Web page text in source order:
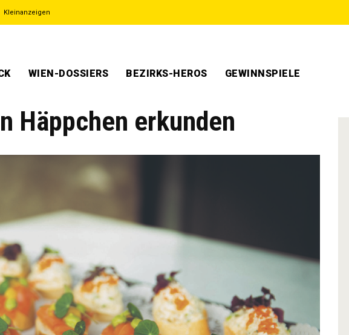
Kleinanzeigen
WIEN-DOSSIERS BEZIRKS-HEROS GEWINNSPIELE
Häppchen erkunden